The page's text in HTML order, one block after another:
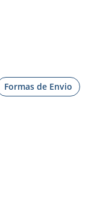
Formas de Envio